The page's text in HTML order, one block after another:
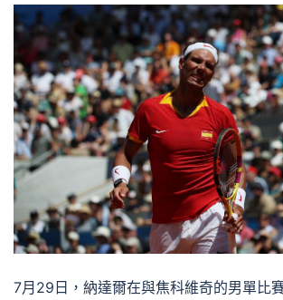
7月29日，納達爾在與焦科維奇的男單比